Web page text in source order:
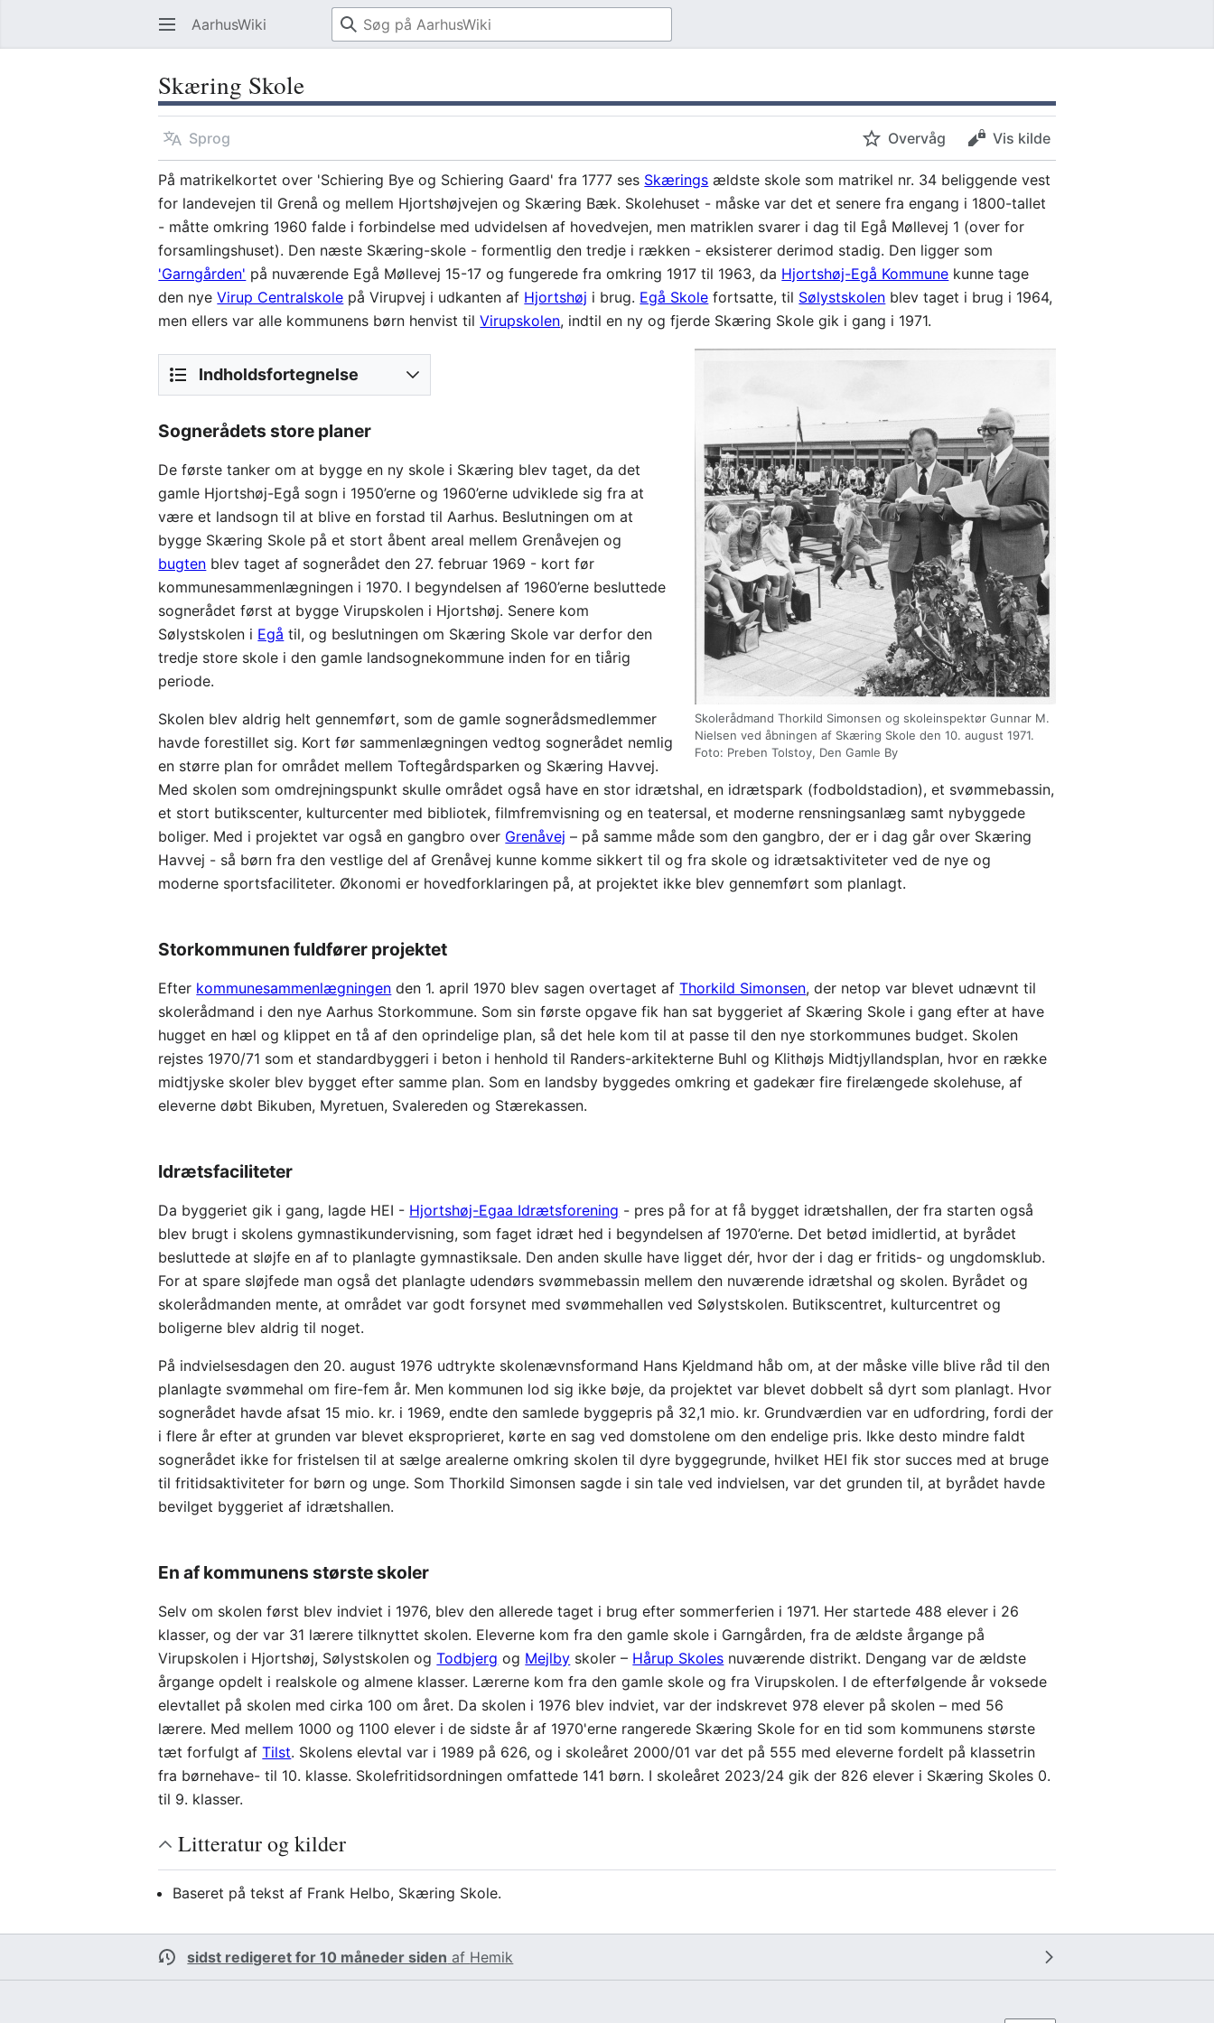
AarhusWiki
Skæring Skole
Sprog Overvåg Vis kilde
På matrikelkortet over 'Schiering Bye og Schiering Gaard' fra 1777 ses Skærings ældste skole som matrikel nr. 34 beliggende vest
for landevejen til Grenå og mellem Hjortshøjvejen og Skæring Bæk. Skolehuset - måske var det et senere fra engang i 1800-tallet
- måtte omkring 1960 falde i forbindelse med udvidelsen af hovedvejen, men matriklen svarer i dag til Egå Møllevej 1 (over for
forsamlingshuset). Den næste Skæring-skole - formentlig den tredje i rækken - eksisterer derimod stadig. Den ligger som
'Garngården' på nuværende Egå Møllevej 15-17 og fungerede fra omkring 1917 til 1963, da Hjortshøj-Egå Kommune kunne tage
den nyeVirup Centralskole på Virupvej i udkanten af Hjortshøj i brug. Egå Skole fortsatte, til Sølystskolen blev taget i brug i 1964,
men ellers var alle kommunens børn henvist tilVirupskolen, indtil en ny og fjerde Skæring Skole gik i gang i 1971.
Skolerådmand Thorkild Simonsen og skoleinspektør Gunnar M.
Nielsen ved åbningen af Skæring Skole den 10. august 1971.
Foto: Preben Tolstoy, Den Gamle By
Indholdsfortegnelse
Sognerådets store planer
De første tanker om at bygge en ny skole i Skæring blev taget, da det
gamle Hjortshøj-Egå sogn i 1950’erne og 1960’erne udviklede sig fra at
være et landsogn til at blive en forstad til Aarhus. Beslutningen om at
bygge Skæring Skole på et stort åbent areal mellem Grenåvejen og
bugten blev taget af sognerådet den 27. februar 1969 - kort før
kommunesammenlægningen i 1970. I begyndelsen af 1960’erne besluttede
sognerådet først at bygge Virupskolen i Hjortshøj. Senere kom
Sølystskolen i Egå til, og beslutningen om Skæring Skole var derfor den
tredje store skole i den gamle landsognekommune inden for en tiårig
periode.
Skolen blev aldrig helt gennemført, som de gamle sognerådsmedlemmer
havde forestillet sig. Kort før sammenlægningen vedtog sognerådet nemlig
en større plan for området mellem Toftegårdsparken og Skæring Havvej.
Med skolen som omdrejningspunkt skulle området også have en stor idrætshal, en idrætspark (fodboldstadion), et svømmebassin,
et stort butikscenter, kulturcenter med bibliotek, filmfremvisning og en teatersal, et moderne rensningsanlæg samt nybyggede
boliger. Med i projektet var også en gangbro over Grenåvej – på samme måde som den gangbro, der er i dag går over Skæring
Havvej - så børn fra den vestlige del af Grenåvej kunne komme sikkert til og fra skole og idrætsaktiviteter ved de nye og
moderne sportsfaciliteter. Økonomi er hovedforklaringen på, at projektet ikke blev gennemført som planlagt.
Storkommunen fuldfører projektet
Efter kommunesammenlægningen den 1. april 1970 blev sagen overtaget afThorkild Simonsen, der netop var blevet udnævnt til
skolerådmand i den nye Aarhus Storkommune. Som sin første opgave fik han sat byggeriet af Skæring Skole i gang efter at have
hugget en hæl og klippet en tå af den oprindelige plan, så det hele kom til at passe til den nye storkommunes budget. Skolen
rejstes 1970/71 som et standardbyggeri i beton i henhold til Randers-arkitekterne Buhl og Klithøjs Midtjyllandsplan, hvor en række
midtjyske skoler blev bygget efter samme plan. Som en landsby byggedes omkring et gadekær fire firelængede skolehuse, af
eleverne døbt Bikuben, Myretuen, Svalereden og Stærekassen.
Idrætsfaciliteter
Da byggeriet gik i gang, lagde HEI - Hjortshøj-Egaa Idrætsforening - pres på for at få bygget idrætshallen, der fra starten også
blev brugt i skolens gymnastikundervisning, som faget idræt hed i begyndelsen af 1970’erne. Det betød imidlertid, at byrådet
besluttede at sløjfe en af to planlagte gymnastiksale. Den anden skulle have ligget dér, hvor der i dag er fritids- og ungdomsklub.
For at spare sløjfede man også det planlagte udendørs svømmebassin mellem den nuværende idrætshal og skolen. Byrådet og
skolerådmanden mente, at området var godt forsynet med svømmehallen ved Sølystskolen. Butikscentret, kulturcentret og
boligerne blev aldrig til noget.
På indvielsesdagen den 20. august 1976 udtrykte skolenævnsformand Hans Kjeldmand håb om, at der måske ville blive råd til den
planlagte svømmehal om fire-fem år. Men kommunen lod sig ikke bøje, da projektet var blevet dobbelt så dyrt som planlagt. Hvor
sognerådet havde afsat 15 mio. kr. i 1969, endte den samlede byggepris på 32,1 mio. kr. Grundværdien var en udfordring, fordi der
i flere år efter at grunden var blevet eksproprieret, kørte en sag ved domstolene om den endelige pris. Ikke desto mindre faldt
sognerådet ikke for fristelsen til at sælge arealerne omkring skolen til dyre byggegrunde, hvilket HEI fik stor succes med at bruge
til fritidsaktiviteter for børn og unge. Som Thorkild Simonsen sagde i sin tale ved indvielsen, var det grunden til, at byrådet havde
bevilget byggeriet af idrætshallen.
En af kommunens største skoler
Selv om skolen først blev indviet i 1976, blev den allerede taget i brug efter sommerferien i 1971. Her startede 488 elever i 26
klasser, og der var 31 lærere tilknyttet skolen. Eleverne kom fra den gamle skole i Garngården, fra de ældste årgange på
Virupskolen i Hjortshøj, Sølystskolen ogTodbjerg og Mejlby skoler – Hårup Skoles nuværende distrikt. Dengang var de ældste
årgange opdelt i realskole og almene klasser. Lærerne kom fra den gamle skole og fra Virupskolen. I de efterfølgende år voksede
elevtallet på skolen med cirka 100 om året. Da skolen i 1976 blev indviet, var der indskrevet 978 elever på skolen – med 56
lærere. Med mellem 1000 og 1100 elever i de sidste år af 1970'erne rangerede Skæring Skole for en tid som kommunens største
tæt forfulgt afTilst. Skolens elevtal var i 1989 på 626, og i skoleåret 2000/01 var det på 555 med eleverne fordelt på klassetrin
fra børnehave- til 10. klasse. Skolefritidsordningen omfattede 141 børn. I skoleåret 2023/24 gik der 826 elever i Skæring Skoles 0.
til 9. klasser.
Litteratur og kilder
Baseret på tekst af Frank Helbo, Skæring Skole.
sidst redigeret for 10 måneder siden af Hemik